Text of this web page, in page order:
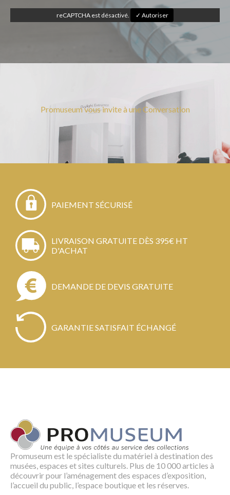
reCAPTCHA est désactivé. ✓ Autoriser
Promuseum vous invite à une Conversation
PAIEMENT SÉCURISÉ
LIVRAISON GRATUITE DÈS 395€ HT
D'ACHAT
DEMANDE DE DEVIS GRATUITE
GARANTIE SATISFAIT ÉCHANGÉ
Promuseum est le spécialiste du matériel à destination des
musées, espaces et sites culturels. Plus de 10 000 articles à
découvrir pour l’aménagement des espaces d’exposition,
l’accueil du public, l’espace boutique et les réserves.